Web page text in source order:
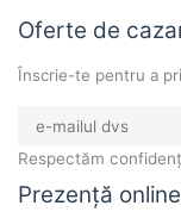
Oferte de
Înscrie-te pentru a
Respectăm
Prezență online